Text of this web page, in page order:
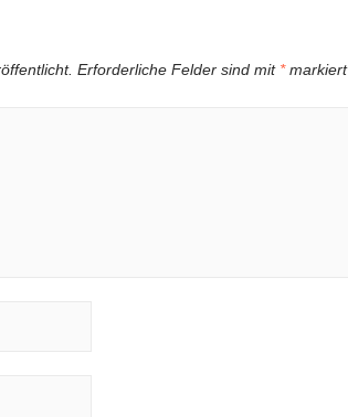
Erforderliche Felder sind mit *markiert